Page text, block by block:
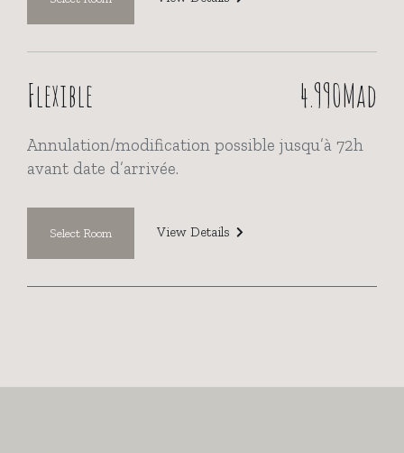
Flexible 4.990Mad
Annulation/modification possible jusqu’à 72h
avant date d’arrivée.
View Details